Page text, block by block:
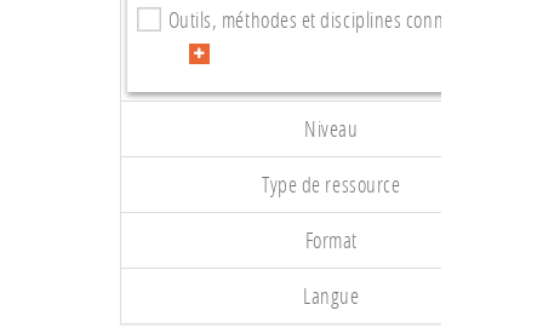
Outils, méthodes et disciplines connexes (
Niveau
Type de ressource
Format
Langue